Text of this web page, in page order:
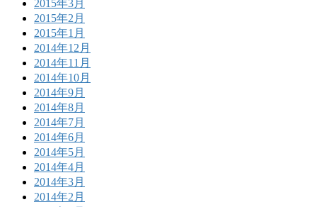
2015年3月
2015年2月
2015年1月
2014年12月
2014年11月
2014年10月
2014年9月
2014年8月
2014年7月
2014年6月
2014年5月
2014年4月
2014年3月
2014年2月